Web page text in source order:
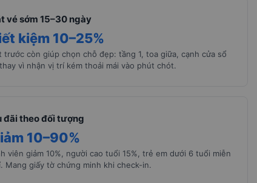
vé sớm 15–30 ngày
kiệm 10–25%
trước còn giúp chọn chỗ đẹp: tầng 1, toa giữa, cạnh cửa sổ
vì nhận vị trí kém thoải mái vào phút chót.
đãi theo đối tượng
10–90%
viên giảm 10%, người cao tuổi 15%, trẻ em dưới 6 tuổi miễn
Mang giấy tờ chứng minh khi check-in.